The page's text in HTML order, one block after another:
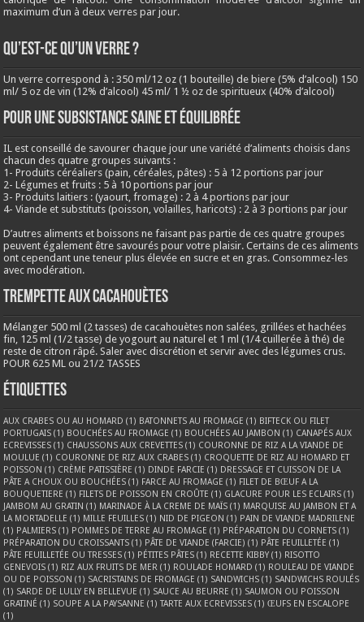
maximum d’un à deux verres par jour.
QU’EST-CE QU’UN VERRE ?
Un verre correspond à : 350 ml/12 oz (1 bouteille) de biere (5% d’alcool) 150
ml/ 5 oz de vin (12% d’alcool) 45 ml/ 1 ½ oz de spiritueux (40% d’alcool)
Pour une subsistance saine et équilibrée
IL est conseillé de savourer chaque jour une variété d’aliments choisis dans
chacun des quatre groupes suivants :
1- Produits céréaliers (pain, céréales, pâtes) : 5 à 12 portions par jour
2- Légumes et fruits : 5 à 10 portions par jour
3- Produits laitiers : (yaourt, fromage) : 2 à 4 portions par jour
4- Viande et substituts (poisson, volailles, haricots) : 2 à 3 portions par jour
D’autres aliments et boissons ne faisant pas partie de ces quatre groupes
peuvent également être savourés pour votre plaisir. Certains de ces aliments
ont cependant une teneur plus élevée en sucre et en gras. Consommez-les
avec modération.
Trempette aux cacahouètes
Mélanger 500 ml (2 tasses) de cacahouètes non salées, grillées et hachées
fin, 125 ml (1/2 tasse) de yogourt au naturel et 1 ml (1/4 cuillerée à thé) de
reste de citron râpé. Saler avec discrétion et servir avec des légumes crus.
POUR 625 ML ou 21/2 TASSES
Étiquettes
AUX CRABES OU AU HOMARD (1) BATONNETS AU FROMAGE (1) BIFTECK OU FILET
PORTUGAIS (1) BOUCHÉES AU FROMAGE (1) BOUCHÉES AU JAMBON (1) CANAPÉS AUX
ECREVISSES (1) CHAUSSONS AUX CREVETTES (1) COURONNE DE RIZ A LA VIANDE DE
MOULUE (1) COURONNE DE RIZ AUX CRABES (1) CROQUETTE DE RIZ AU HOMARD ET
POISSON (1) CRÈME PATISSIÈRE (1) DINDE FARCIE (1) DRESSAGE ET CUISSON DE LA
PÂTE A CHOUX OU BOUCHÉES (1) FARCE AU FROMAGE (1) FILET DE BŒUF A LA
BOUQUETIERE (1) FILETS DE POISSON EN CROÛTE (1) GLACURE POUR LES ECLAIRS (1)
JAMBOM AU GRATIN (1) MARINADE À LA CREME DE MAÏS (1) MARQUISE AU JAMBON ET A
LA MORTADELLE (1) MILLE FEUILLES (1) NID DE PIGEON (1) PAIN DE VIANDE MADRILENE
(1) PALMIERS (1) POMMES DE TERRE AU FROMAGE (1) PRÉPARATION DU CORNETS (1)
PRÉPARATION DU CROISSANTS (1) PÂTE DE VIANDE (FARCIE) (1) PÂTE FEUILLETÉE (1)
PÂTE FEUILLETÉE OU TRESSES (1) PÉTITES PÂTES (1) RECETTE KIBBY (1) RISOTTO
GENEVOIS (1) RIZ AUX FRUITS DE MER (1) ROULADE HOMARD (1) ROULEAU DE VIANDE
OU DE POISSON (1) SACRISTAINS DE FROMAGE (1) SANDWICHS (1) SANDWICHS ROULÉS
(1) SARDE DE LULLY EN BELLEVUE (1) SAUCE AU BEURRE (1) SAUMON OU POISSON
GRATINÉ (1) SOUPE A LA PAYSANNE (1) TARTE AUX ECREVISSES (1) ŒUFS EN ESCALOPE
(1)